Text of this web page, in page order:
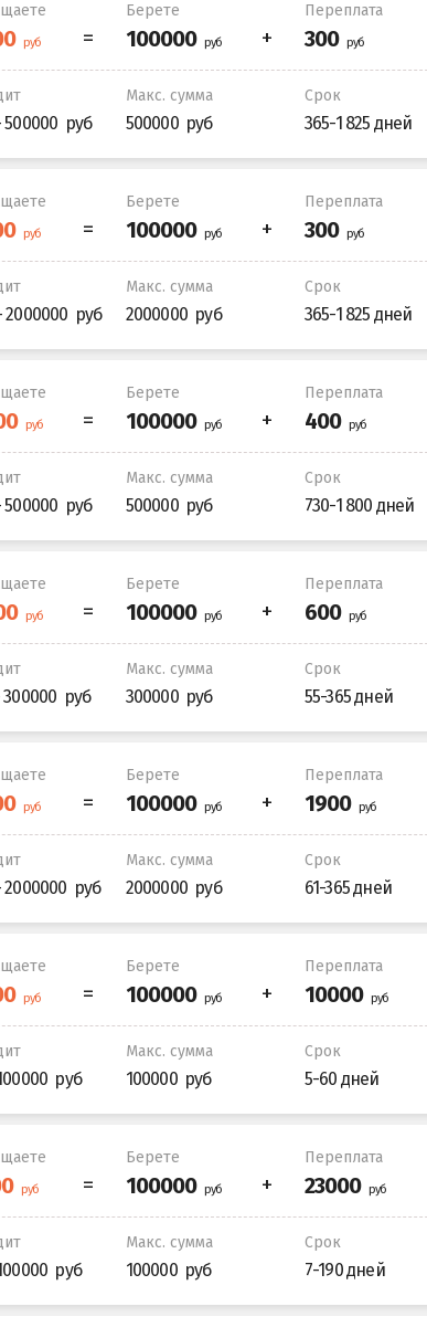
Берете Переплата
500000
Макс. сумма
500000
Срок
365-1 825 дней
Берете Переплата
2000000
Макс. сумма
2000000
Срок
365-1 825 дней
Берете Переплата
500000
Макс. сумма
500000
Срок
730-1 800 дней
Берете Переплата
300000
Макс. сумма
300000
Срок
55-365 дней
Берете Переплата
2000000
Макс. сумма
2000000
Срок
61-365 дней
Берете Переплата
Макс. сумма
100000
Срок
5-60 дней
Берете Переплата
Макс. сумма
100000
Срок
7-190 дней